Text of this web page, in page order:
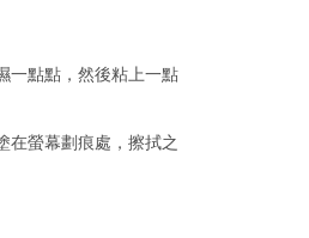
一點點，然後粘上一點
在螢幕劃痕處，擦拭之